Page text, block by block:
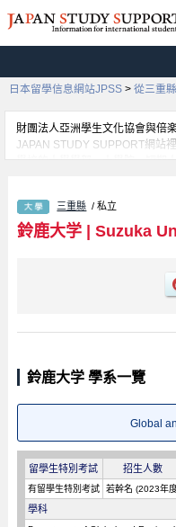
日本留學信息網站JPSS > 從三重
財團法人亞洲學生文化協會與倍
JAPAN STUDY SUPPORT網站
學校的大學學部、大學院、短期
聯絡方式等對外國留學生是必要
站。
三重縣 / 私立
鈴鹿大学| Suzuka
鈴鹿大学 學系一覽
Global
留學生特別考試 招生人數
有留學生特別考試 若幹名 (2023年
學科